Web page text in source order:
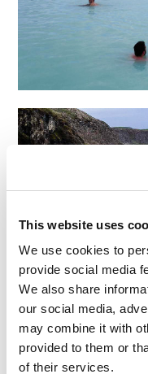
This website uses
We use cookies to
provide social media
We also share
our social media,
may combine it with
provided to them or
of their services.
Continua a